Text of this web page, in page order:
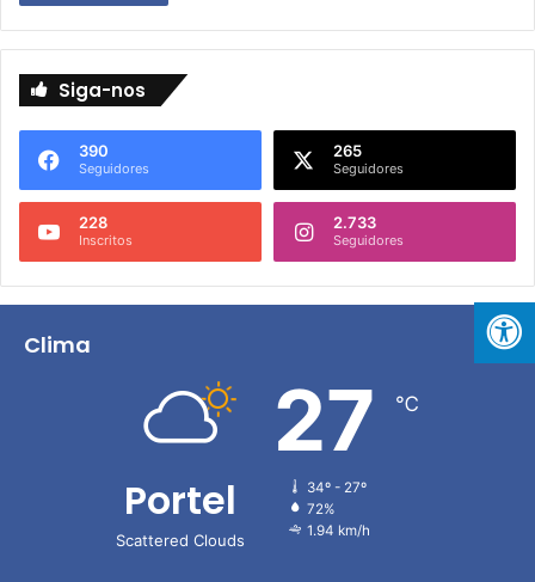
Siga-nos
390
Seguidores
265
Seguidores
228
Inscritos
2.733
Seguidores
Clima
Portel
Scattered Clouds
27 ℃
34º - 27º
72%
1.94 km/h